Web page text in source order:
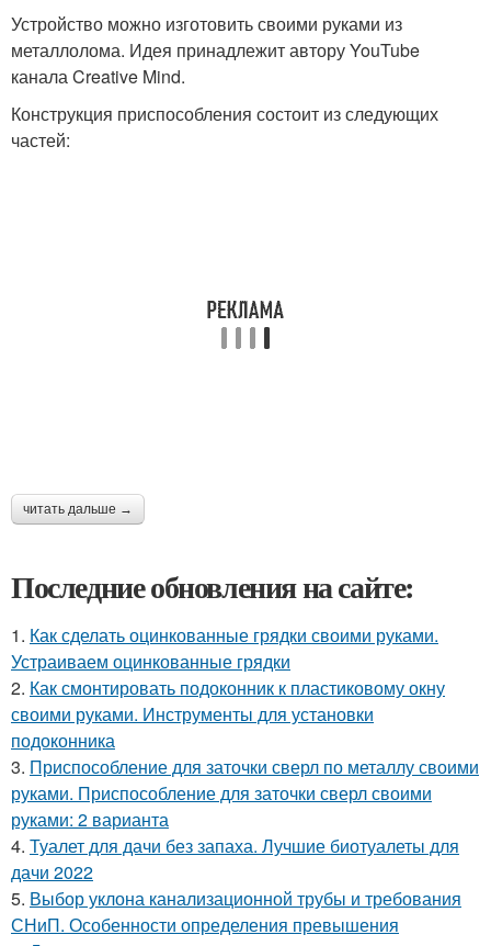
Устройство можно изготовить своими руками из
металлолома. Идея принадлежит автору YouTube
канала Creative Mind.
Конструкция приспособления состоит из следующих
частей:
читать дальше →
Последние обновления на сайте:
1. Как сделать оцинкованные грядки своими руками.
Устраиваем оцинкованные грядки
2. Как смонтировать подоконник к пластиковому окну
своими руками. Инструменты для установки
подоконника
3. Приспособление для заточки сверл по металлу своими
руками. Приспособление для заточки сверл своими
руками: 2 варианта
4. Туалет для дачи без запаха. Лучшие биотуалеты для
дачи 2022
5. Выбор уклона канализационной трубы и требования
СНиП. Особенности определения превышения